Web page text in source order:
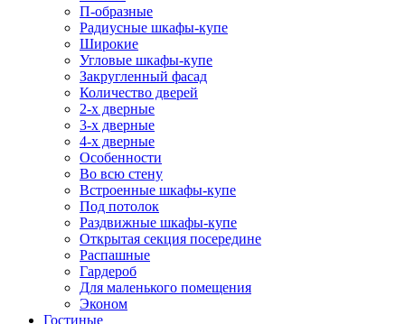
П-образные
Радиусные шкафы-купе
Широкие
Угловые шкафы-купе
Закругленный фасад
Количество дверей
2-х дверные
3-х дверные
4-х дверные
Особенности
Во всю стену
Встроенные шкафы-купе
Под потолок
Раздвижные шкафы-купе
Открытая секция посередине
Распашные
Гардероб
Для маленького помещения
Эконом
Гостиные